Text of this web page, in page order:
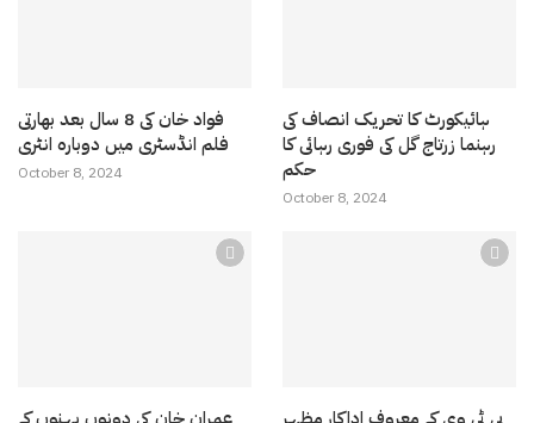
فواد خان کی 8 سال بعد بھارتی
فلم انڈسٹری میں دوبارہ انٹری
October 8, 2024
ہائیکورٹ کا تحریک انصاف کی
رہنما زرتاج گل کی فوری رہائی کا
حکم
October 8, 2024